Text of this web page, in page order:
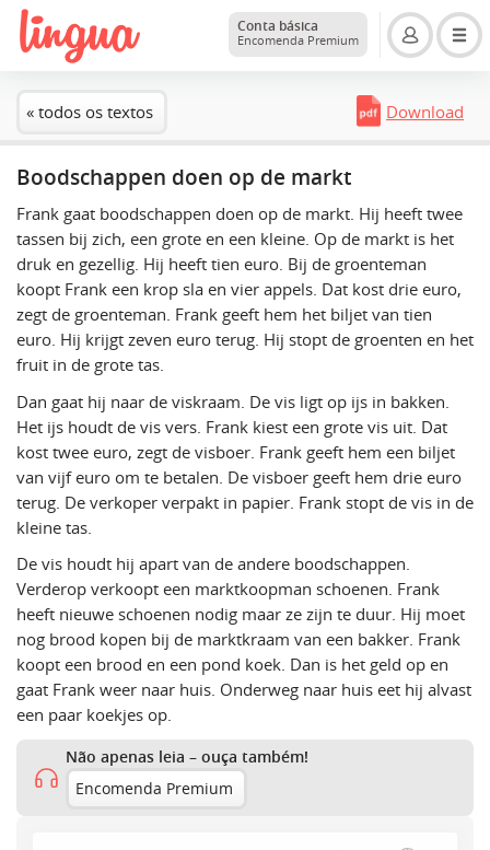
Conta básica
Encomenda Premium
« todos os textos Download
Boodschappen doen op de markt
Frank gaat boodschappen doen op de markt. Hij heeft twee
tassen bij zich, een grote en een kleine. Op de markt is het
druk en gezellig. Hij heeft tien euro. Bij de groenteman
koopt Frank een krop sla en vier appels. Dat kost drie euro,
zegt de groenteman. Frank geeft hem het biljet van tien
euro. Hij krijgt zeven euro terug. Hij stopt de groenten en het
fruit in de grote tas.
Dan gaat hij naar de viskraam. De vis ligt op ijs in bakken.
Het ijs houdt de vis vers. Frank kiest een grote vis uit. Dat
kost twee euro, zegt de visboer. Frank geeft hem een biljet
van vijf euro om te betalen. De visboer geeft hem drie euro
terug. De verkoper verpakt in papier. Frank stopt de vis in de
kleine tas.
De vis houdt hij apart van de andere boodschappen.
Verderop verkoopt een marktkoopman schoenen. Frank
heeft nieuwe schoenen nodig maar ze zijn te duur. Hij moet
nog brood kopen bij de marktkraam van een bakker. Frank
koopt een brood en een pond koek. Dan is het geld op en
gaat Frank weer naar huis. Onderweg naar huis eet hij alvast
een paar koekjes op.
Não apenas leia – ouça também!
Encomenda Premium